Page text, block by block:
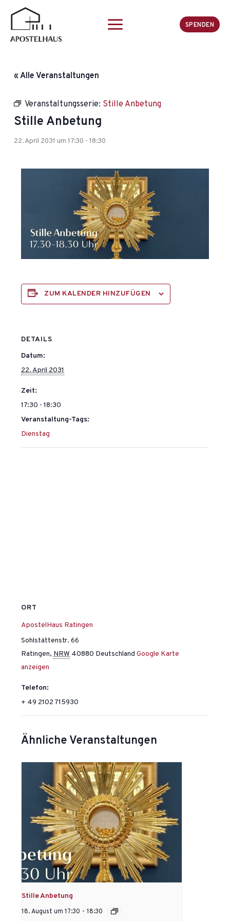
springen
SPENDEN
« Alle Veranstaltungen
Veranstaltungsserie: Stille Anbetung
Stille Anbetung
22. April 2031 um 17:30 -18:30
ZUM KALENDER HINZUFÜGEN
DETAILS
Datum:
22. April 2031
Zeit:
17:30 - 18:30
Veranstaltung-Tags:
Dienstag
ORT
ApostelHaus Ratingen
Sohlstättenstr. 66
Ratingen, NRW 40880 Deutschland Google Karte
anzeigen
Telefon:
+ 49 2102 715930
Ähnliche Veranstaltungen
Stille Anbetung
18. August um 17:30 - 18:30